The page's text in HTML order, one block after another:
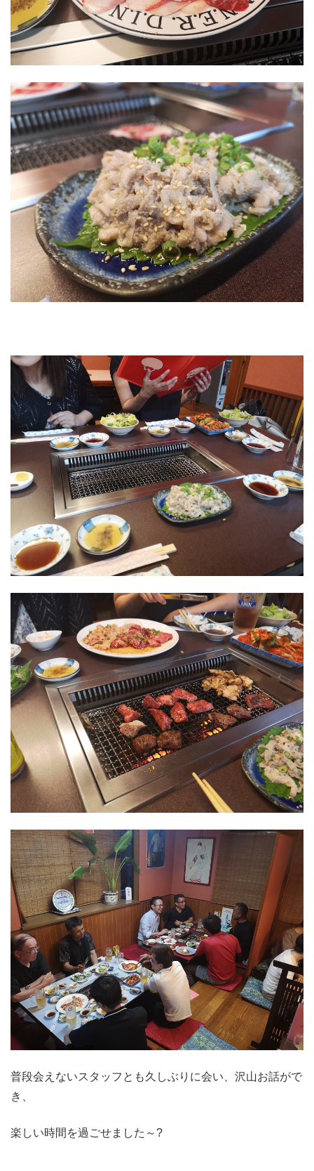
普段会えないスタッフとも久しぶりに会い、沢山お話がで
き、
楽しい時間を過ごせました～?